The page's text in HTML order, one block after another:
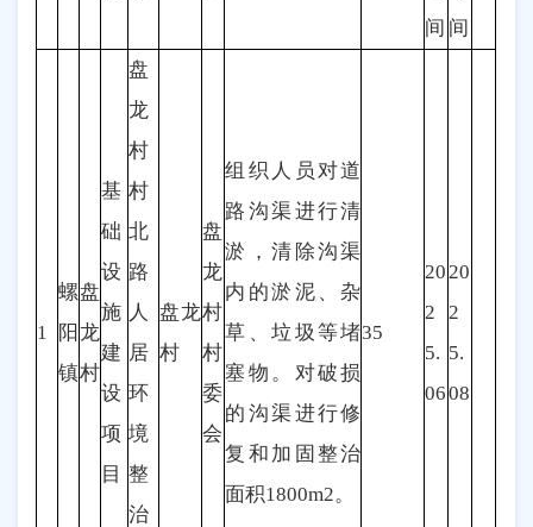
间 间
1
螺
阳
镇
盘
龙
村
基
础
设
施
建
设
项
目
盘
龙
村
村
北
路
人
居
环
境
整
治
盘龙
村
盘
龙
村
村
委
会
组织人员对道
路沟渠进行清
淤，清除沟渠
内的淤泥、杂
草、垃圾等堵
塞物。对破损
的沟渠进行修
复和加固整治
面积1800m2。
35
20
2
5.
06
20
2
5.
08